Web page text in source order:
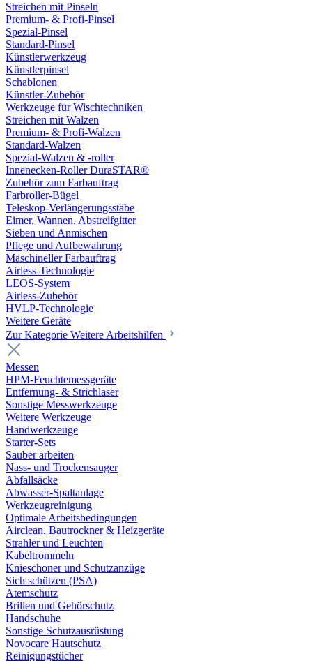
Streichen mit Pinseln
Premium- & Profi-Pinsel
Spezial-Pinsel
Standard-Pinsel
Künstlerwerkzeug
Künstlerpinsel
Schablonen
Künstler-Zubehör
Werkzeuge für Wischtechniken
Streichen mit Walzen
Premium- & Profi-Walzen
Standard-Walzen
Spezial-Walzen & -roller
Innenecken-Roller DuraSTAR®
Zubehör zum Farbauftrag
Farbroller-Bügel
Teleskop-Verlängerungsstäbe
Eimer, Wannen, Abstreifgitter
Sieben und Anmischen
Pflege und Aufbewahrung
Maschineller Farbauftrag
Airless-Technologie
LEOS-System
Airless-Zubehör
HVLP-Technologie
Weitere Geräte
Zur Kategorie Weitere Arbeitshilfen
Messen
HPM-Feuchtemessgeräte
Entfernung- & Strichlaser
Sonstige Messwerkzeuge
Weitere Werkzeuge
Handwerkzeuge
Starter-Sets
Sauber arbeiten
Nass- und Trockensauger
Abfallsäcke
Abwasser-Spaltanlage
Werkzeugreinigung
Optimale Arbeitsbedingungen
Airclean, Bautrockner & Heizgeräte
Strahler und Leuchten
Kabeltrommeln
Knieschoner und Schutzanzüge
Sich schützen (PSA)
Atemschutz
Brillen und Gehörschutz
Handschuhe
Sonstige Schutzausrüstung
Novocare Hautschutz
Reinigungstücher